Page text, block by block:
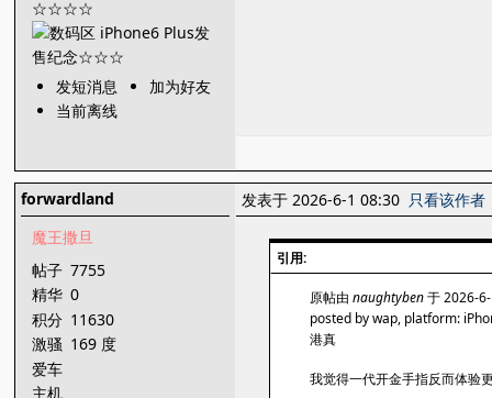
发短消息
加为好友
当前离线
forwardland
魔王撒旦
帖子 7755
精华 0
积分 11630
激骚 169 度
爱车
主机
发表于 2026-6-1 08:30 只看该作者
引用:
原帖由naughtyben于 2026-
posted by wap, platform:
港真
我觉得一代开金手指反而体验